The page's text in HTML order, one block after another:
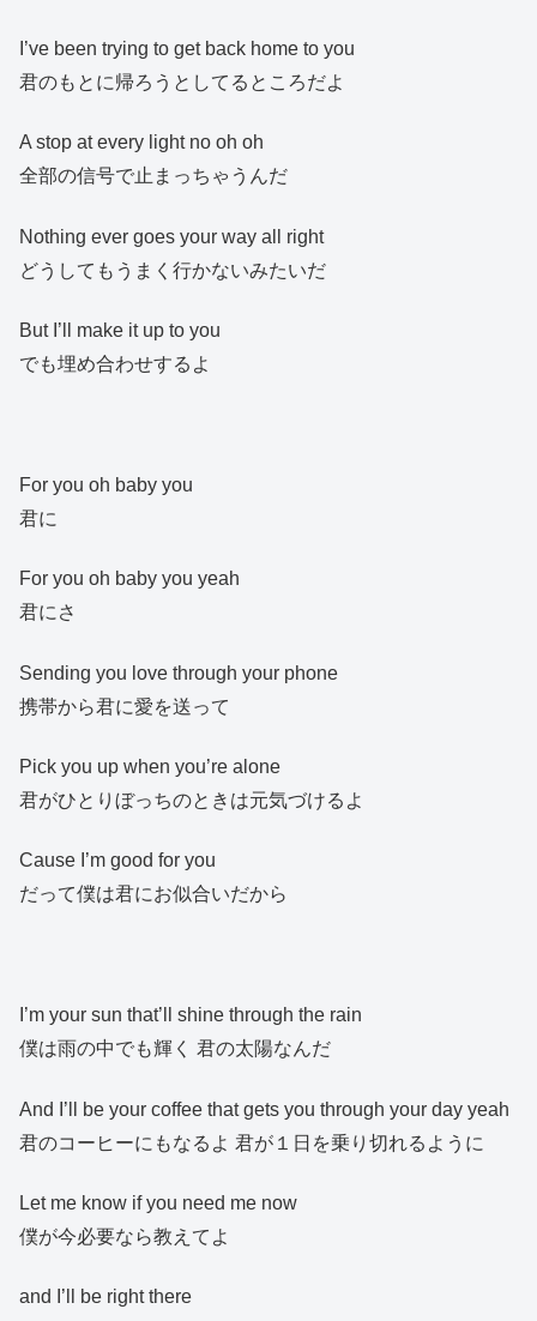
I’ve been trying to get back home to you
君のもとに帰ろうとしてるところだよ
A stop at every light no oh oh
全部の信号で止まっちゃうんだ
Nothing ever goes your way all right
どうしてもうまく行かないみたいだ
But I’ll make it up to you
でも埋め合わせするよ
For you oh baby you
君に
For you oh baby you yeah
君にさ
Sending you love through your phone
携帯から君に愛を送って
Pick you up when you’re alone
君がひとりぼっちのときは元気づけるよ
Cause I’m good for you
だって僕は君にお似合いだから
I’m your sun that’ll shine through the rain
僕は雨の中でも輝く 君の太陽なんだ
And I’ll be your coffee that gets you through your day yeah
君のコーヒーにもなるよ 君が１日を乗り切れるように
Let me know if you need me now
僕が今必要なら教えてよ
and I’ll be right there